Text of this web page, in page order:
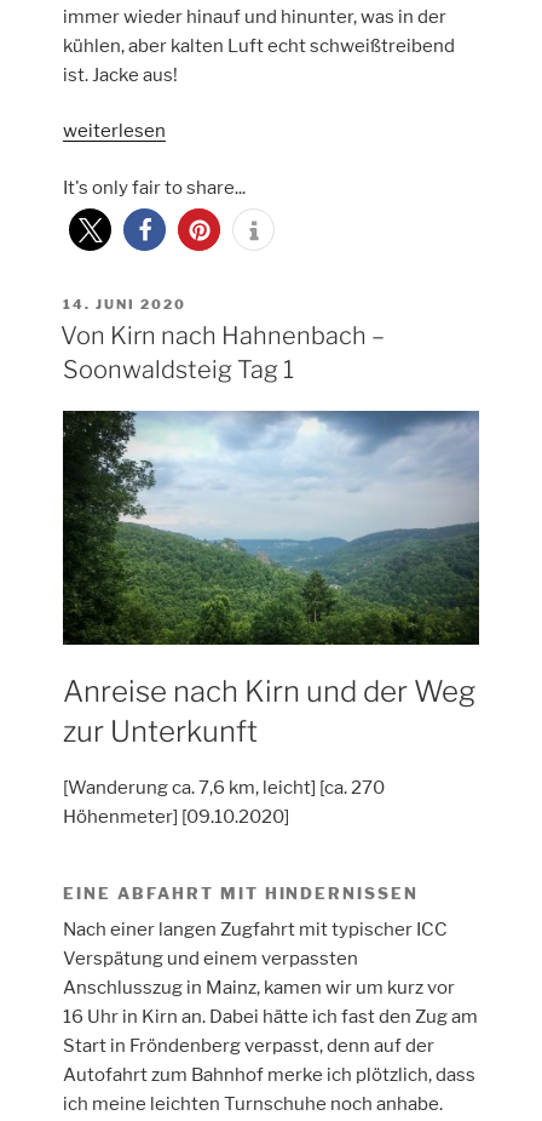
immer wieder hinauf und hinunter, was in der
kühlen, aber kalten Luft echt schweißtreibend
ist. Jacke aus!
„Im
von
Hahnenbach
zum
–
Soonwaldsteig
Tag
weiterlesen
It's only fair to share...
VERÖFFENTLICHT
AM
14. JUNI 2020
Von Kirn nach Hahnenbach –
Soonwaldsteig Tag 1
Anreise nach Kirn und der Weg
zur Unterkunft
[Wanderung ca. 7,6 km, leicht] [ca. 270
Höhenmeter] [09.10.2020]
EINE ABFAHRT MIT HINDERNISSEN
Nach einer langen Zugfahrt mit typischer ICC
Verspätung und einem verpassten
Anschlusszug in Mainz, kamen wir um kurz vor
16 Uhr in Kirn an. Dabei hätte ich fast den Zug am
Start in Fröndenberg verpasst, denn auf der
Autofahrt zum Bahnhof merke ich plötzlich, dass
ich meine leichten Turnschuhe noch anhabe.